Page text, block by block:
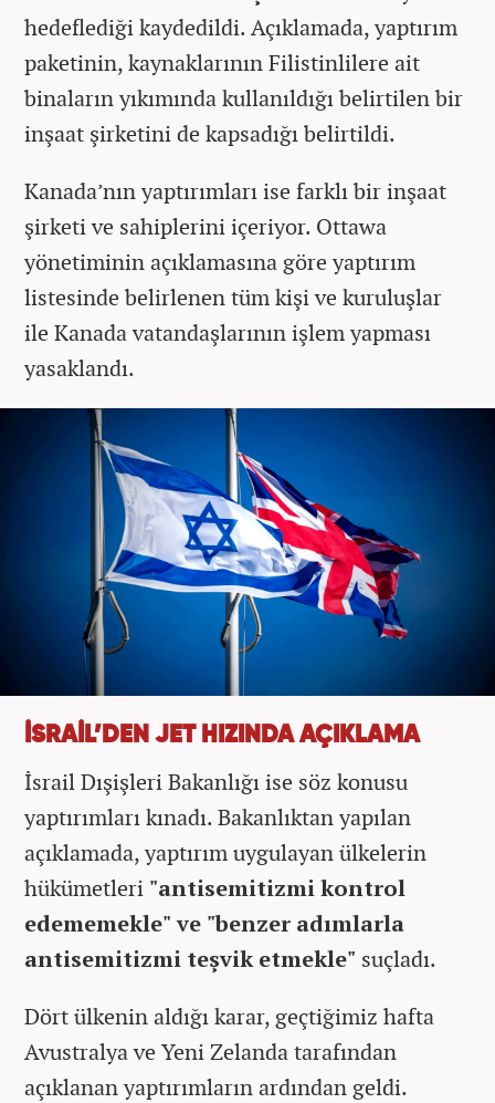
hedeflediği kaydedildi. Açıklamada, yaptırım
paketinin, kaynaklarının Filistinlilere ait
binaların yıkımında kullanıldığı belirtilen bir
inşaat şirketini de kapsadığı belirtildi.
Kanada’nın yaptırımları ise farklı bir inşaat
şirketi ve sahiplerini içeriyor. Ottawa
yönetiminin açıklamasına göre yaptırım
listesinde belirlenen tüm kişi ve kuruluşlar
ile Kanada vatandaşlarının işlem yapması
yasaklandı.
İSRAİL’DEN JET HIZINDA AÇIKLAMA
İsrail Dışişleri Bakanlığı ise söz konusu
yaptırımları kınadı. Bakanlıktan yapılan
açıklamada, yaptırım uygulayan ülkelerin
hükümetleri "antisemitizmi kontrol
edememekle" ve "benzer adımlarla
antisemitizmi teşvik etmekle" suçladı.
Dört ülkenin aldığı karar, geçtiğimiz hafta
Avustralya ve Yeni Zelanda tarafından
açıklanan yaptırımların ardından geldi.